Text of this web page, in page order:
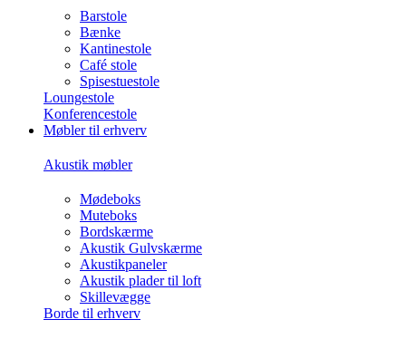
Barstole
Bænke
Kantinestole
Café stole
Spisestuestole
Loungestole
Konferencestole
Møbler til erhverv
Akustik møbler
Mødeboks
Muteboks
Bordskærme
Akustik Gulvskærme
Akustikpaneler
Akustik plader til loft
Skillevægge
Borde til erhverv